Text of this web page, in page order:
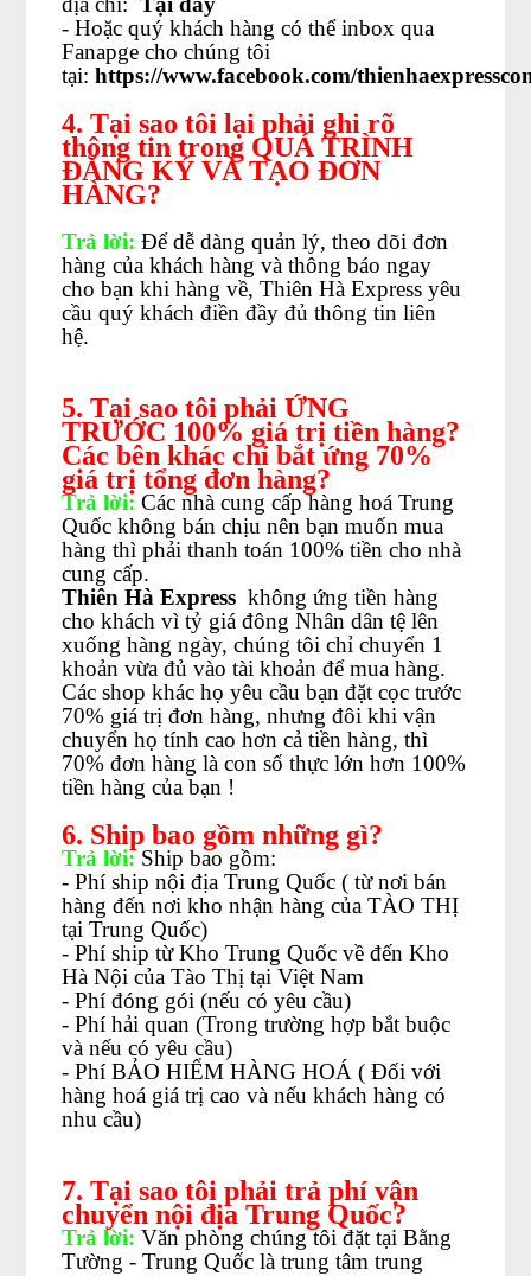
- Hoặc quý khách hàng có thể inbox qua
Fanapge cho chúng tôi
tại:https://www.facebook.com/
4. Tại sao tôi lại phải ghi rõ
thông tin trong QUÁ TRÌNH
ĐĂNG KÝ VÀ TẠO ĐƠN
HÀNG?
Trả lời: Để dễ dàng quản lý, theo dõi đơn
hàng của khách hàng và thông báo ngay
cho bạn khi hàng về, Thiên Hà Express yêu
cầu quý khách điền đầy đủ thông tin liên
hệ.
5. Tại sao tôi phải ỨNG
TRƯỚC 100% giá trị tiền hàng?
Các bên khác chỉ bắt ứng 70%
giá trị tổng đơn hàng?
Trả lời: Các nhà cung cấp hàng hoá Trung
Quốc không bán chịu nên bạn muốn mua
hàng thì phải thanh toán 100% tiền cho nhà
cung cấp.
Thiên Hà Express không ứng tiền hàng
cho khách vì tỷ giá đông Nhân dân tệ lên
xuống hàng ngày, chúng tôi chỉ chuyển 1
khoản vừa đủ vào tài khoản để mua hàng.
Các shop khác họ yêu cầu bạn đặt cọc trước
70% giá trị đơn hàng, nhưng đôi khi vận
chuyển họ tính cao hơn cả tiền hàng, thì
70% đơn hàng là con số thực lớn hơn 100%
tiền hàng của bạn !
6. Ship bao gồm những gì?
Trả lời:Ship bao gồm:
- Phí ship nội địa Trung Quốc ( từ nơi bán
hàng đến nơi kho nhận hàng của TÀO THỊ
tại Trung Quốc)
- Phí ship từ Kho Trung Quốc về đến Kho
Hà Nội của Tào Thị tại Việt Nam
- Phí đóng gói (nếu có yêu cầu)
- Phí hải quan (Trong trường hợp bắt buộc
và nếu có yêu cầu)
- Phí BẢO HIỂM HÀNG HOÁ ( Đối với
hàng hoá giá trị cao và nếu khách hàng có
nhu cầu)
7. Tại sao tôi phải trả phí vận
chuyển nội địa Trung Quốc?
Trả lời:Văn phòng chúng tôi đặt tại Bằng
Tường - Trung Quốc là trung tâm trung